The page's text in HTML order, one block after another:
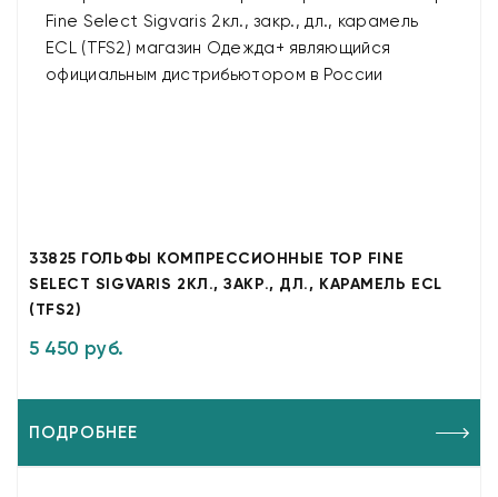
33825 ГОЛЬФЫ КОМПРЕССИОННЫЕ TOP FINE
SELECT SIGVARIS 2КЛ., ЗАКР., ДЛ., КАРАМЕЛЬ ECL
(TFS2)
5 450 руб.
ПОДРОБНЕЕ